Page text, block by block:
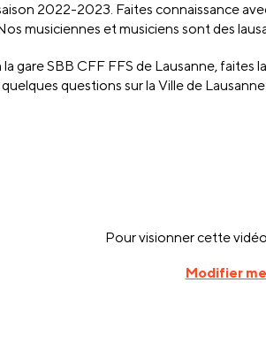
2022-2023. Faites connaissance
musiciennes et musiciens sont des
gare SBB CFF FFS de Lausanne,
questions sur la Ville de
Pour visionner cette
Modifier